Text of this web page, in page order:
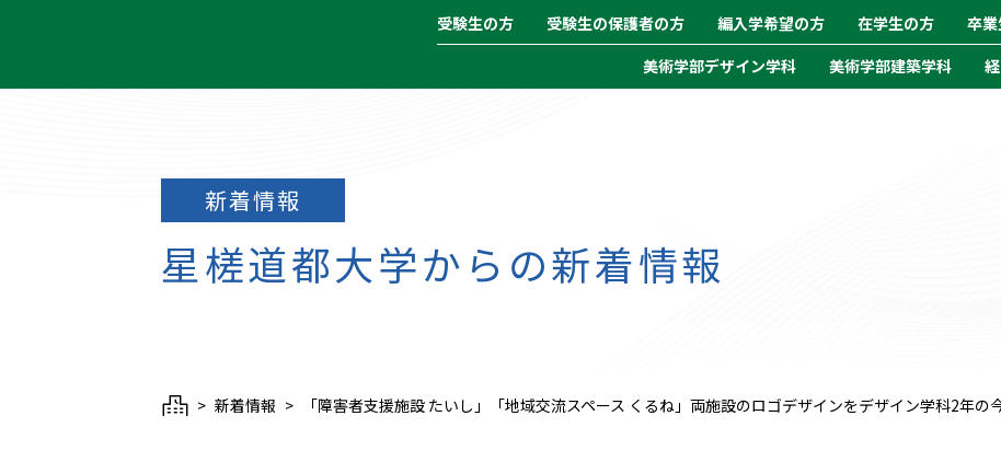
受験生の方 受験生の保護者の方 編入学希望の方 在学生の方 卒
美術学部デザイン学科
美術学部建築学科
新着情報
星槎道都大学からの新着情報
新着情報 「障害者支援施設 たいし」「地域交流スペース くるね」両施設のロゴデザインをデザイン学科2年の